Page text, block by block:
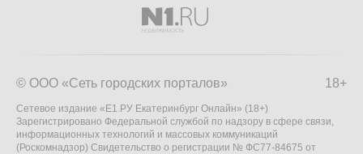
18+
© ООО «Сеть городских порталов»
Сетевое издание «Е1.РУ Екатеринбург Онлайн» (18+)
Зарегистрировано Федеральной службой по надзору в сфере связи,
информационных технологий и массовых коммуникаций
(Роскомнадзор) Свидетельство о регистрации № ФС77-84675 от